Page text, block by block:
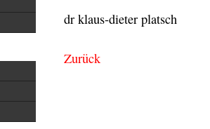
dr klaus-dieter platsch
Zurück